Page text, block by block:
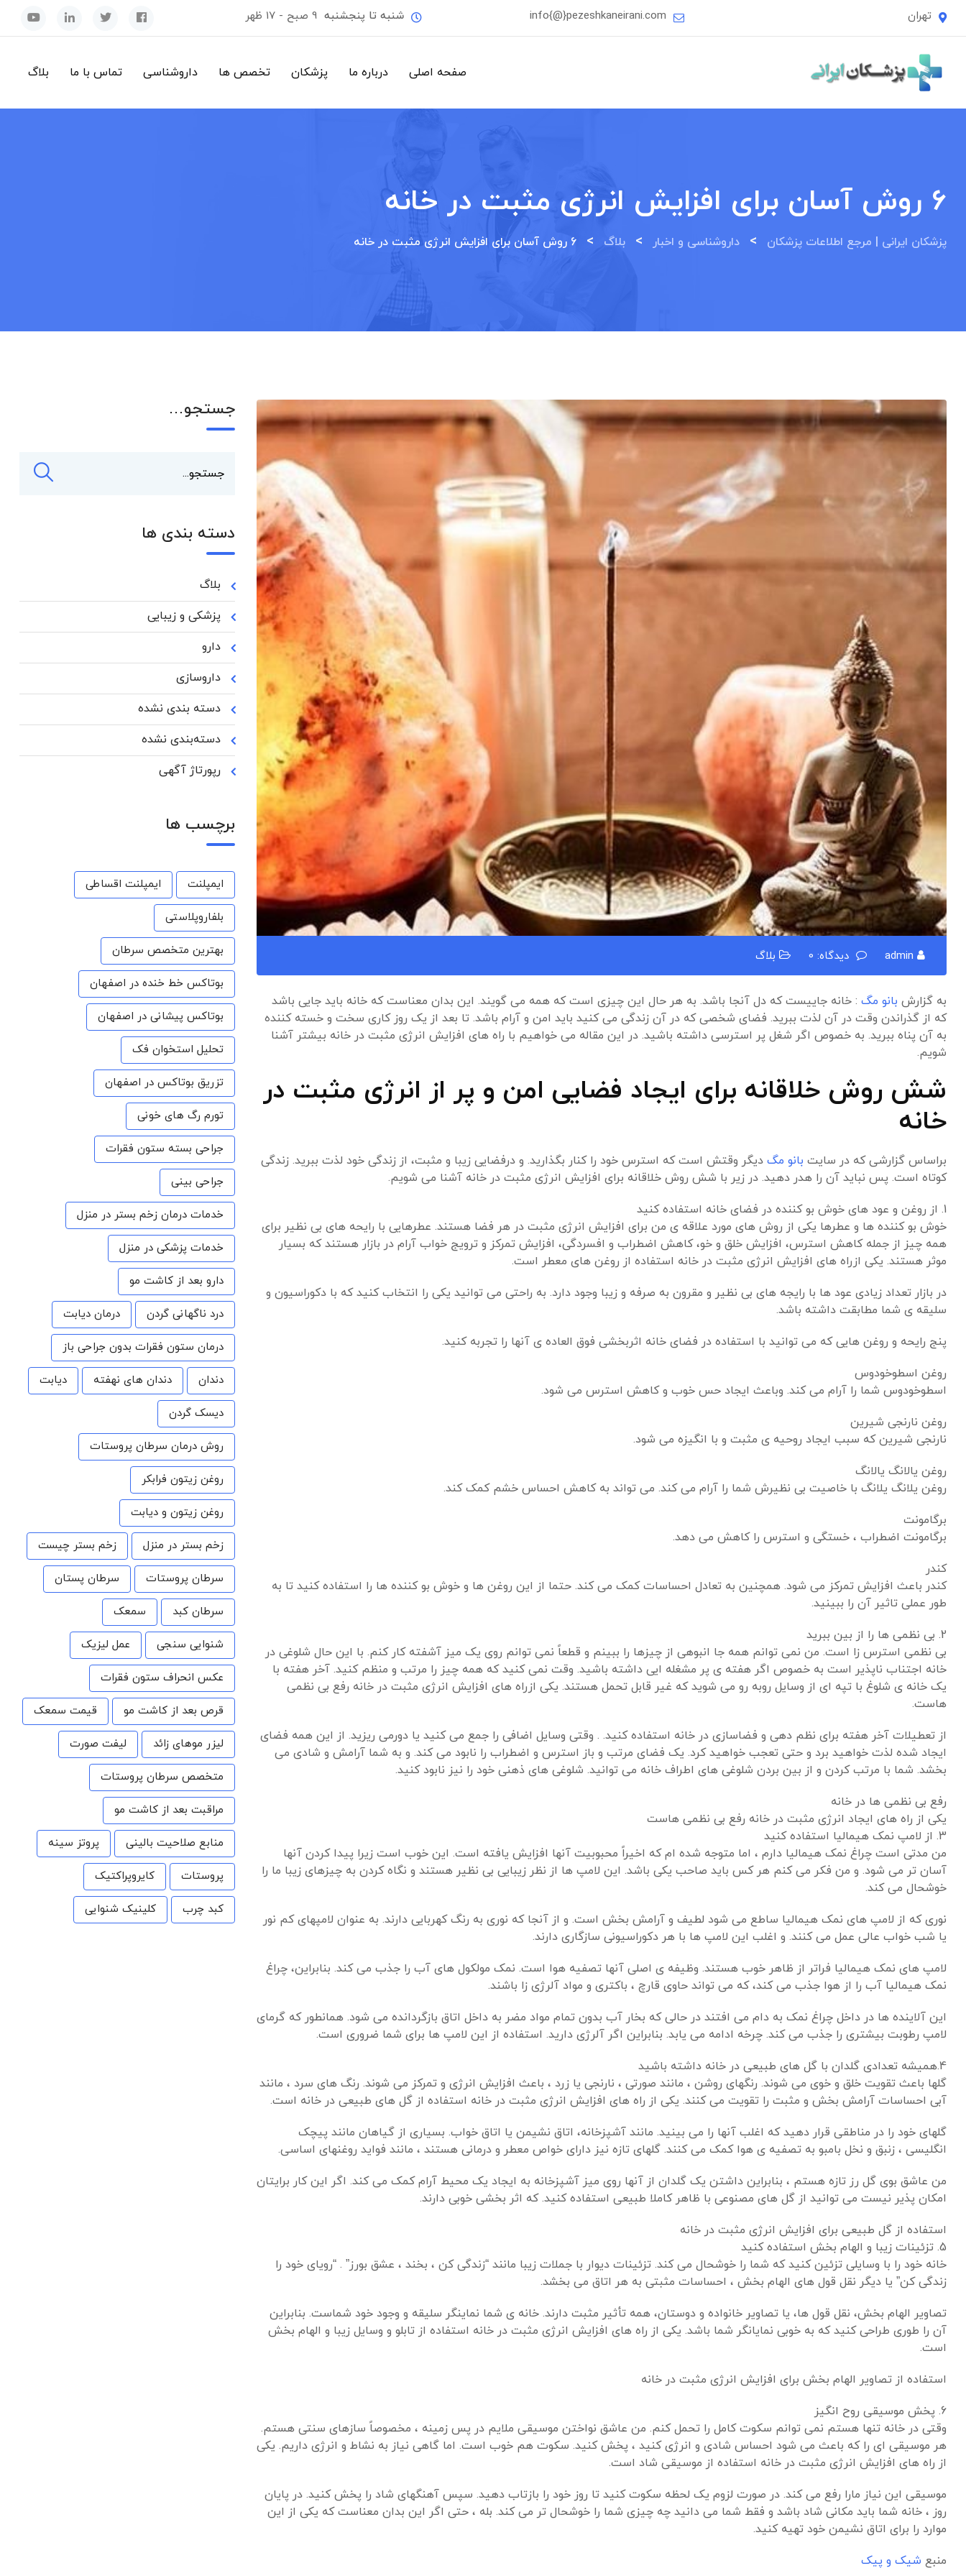
تهران info{@}pezeshkaneirani.com شنبه تا پنجشنبه 9 صبح - 17 ظهر
صفحه اصلی درباره ما پزشکان تخصص ها داروشناسی تماس با ما بلاگ
6 روش آسان برای افزایش انرژی مثبت در خانه
پزشکان ایرانی | مرجع اطلاعات پزشکان > داروشناسی و اخبار > بلاگ > 6 روش آسان برای افزایش انرژی مثبت در خانه
admin دیدگاه: 0 بلاگ
به گزارش بانو مگ : خانه جاییست که دل آنجا باشد. به هر حال این چیزی است که همه می گویند. این بدان معناست که خانه باید جایی باشد
که از گذراندن وقت در آن لذت ببرید. فضای شخصی که در آن زندگی می کنید باید امن و آرام باشد. تا بعد از یک روز کاری سخت و خسته کننده
به آن پناه ببرید. به خصوص اگر شغل پر استرسی داشته باشید. در این مقاله می خواهیم با راه های افزایش انرژی مثبت در خانه بیشتر آشنا
شویم.
شش روش خلاقانه برای ایجاد فضایی امن و پر از انرژی مثبت در
خانه
براساس گزارشی که در سایت بانو مگ دیگر وقتش است که استرس خود را کنار بگذارید. و درفضایی زیبا و مثبت، از زندگی خود لذت ببرید. زندگی
کوتاه است. پس نباید آن را هدر دهید. در زیر با شش روش خلاقانه برای افزایش انرژی مثبت در خانه آشنا می شویم.
1. از روغن و عود های خوش بو کننده در فضای خانه استفاده کنید
خوش بو کننده ها و عطرها یکی از روش های مورد علاقه ی من برای افزایش انرژی مثبت در هر فضا هستند. عطرهایی با رایحه های بی نظیر برای
همه چیز از جمله کاهش استرس، افزایش خلق و خو، کاهش اضطراب و افسردگی، افزایش تمرکز و ترویج خواب آرام در بازار هستند که بسیار
موثر هستند. یکی ازراه های افزایش انرژی مثبت در خانه استفاده از روغن های معطر است.
در بازار تعداد زیادی عود ها با رایجه های بی نظیر و مقرون به صرفه و زیبا وجود دارد. به راحتی می توانید یکی را انتخاب کنید که با دکوراسیون و
سلیقه ی شما مطابقت داشته باشد.
پنج رایحه و روغن هایی که می توانید با استفاده در فضای خانه اثربخشی فوق العاده ی آنها را تجربه کنید.
روغن اسطوخودوس
اسطوخودوس شما را آرام می کند. وباعث ایجاد حس خوب و کاهش استرس می شود.
روغن نارنجی شیرین
نارنجی شیرین که سبب ایجاد روحیه ی مثبت و با انگیزه می شود.
روغن یالانگ یالانگ
روغن یلانگ یلانگ با خاصیت بی نظیرش شما را آرام می کند. می تواند به کاهش احساس خشم کمک کند.
برگامونت
برگامونت اضطراب ، خستگی و استرس را کاهش می دهد.
کندر
کندر باعث افزایش تمرکز می شود. همچنین به تعادل احساسات کمک می کند. حتما از این روغن ها و خوش بو کننده ها را استفاده کنید تا به
طور عملی تاثیر آن را ببینید.
2. بی نظمی ها را از بین ببرید
بی نظمی استرس زا است. من نمی توانم همه جا انبوهی از چیزها را ببینم و قطعاً نمی توانم روی یک میز آشفته کار کنم. با این حال شلوغی در
خانه اجتناب ناپذیر است به خصوص اگر هفته ی پر مشغله ایی داشته باشید. وقت نمی کنید که همه چیز را مرتب و منظم کنید. آخر هفته با
یک خانه ی شلوغ با تپه ای از وسایل روبه رو می شوید که غیر قابل تحمل هستند. یکی ازراه های افزایش انرژی مثبت در خانه رفع بی نظمی
هاست.
از تعطیلات آخر هفته برای نظم دهی و فضاسازی در خانه استفاده کنید. . وقتی وسایل اضافی را جمع می کنید یا دورمی ریزید. از این همه فضای
ایجاد شده لذت خواهید برد و حتی تعجب خواهید کرد. یک فضای مرتب و باز استرس و اضطراب را نابود می کند. و به شما آرامش و شادی می
بخشد. شما با مرتب کردن و از بین بردن شلوغی های اطراف خانه می توانید. شلوغی های ذهنی خود را نیز نابود کنید.
رفع بی نظمی ها در خانه
یکی از راه های ایجاد انرژی مثبت در خانه رفع بی نظمی هاست
3. از لامپ نمک هیمالیا استفاده کنید
من مدتی است چراغ نمک هیمالیا دارم ، اما متوجه شده ام که اخیراً محبوبیت آنها افزایش یافته است. این خوب است زیرا پیدا کردن آنها
آسان تر می شود. و من فکر می کنم هر کس باید صاحب یکی باشد. این لامپ ها از نظر زیبایی بی نظیر هستند و نگاه کردن به چیزهای زیبا ما را
خوشحال می کند.
نوری که از لامپ های نمک هیمالیا ساطع می شود لطیف و آرامش بخش است. و از آنجا که نوری به رنگ کهربایی دارند. به عنوان لامپهای کم نور
یا شب خواب عالی عمل می کنند. و اغلب این لامپ ها با هر دکوراسیونی سازگاری دارند.
لامپ های نمک هیمالیا فراتر از ظاهر خوب هستند. وظیفه ی اصلی آنها تصفیه هوا است. نمک مولکول های آب را جذب می کند. بنابراین، چراغ
نمک هیمالیا آب را از هوا جذب می کند، که می تواند حاوی قارچ ، باکتری و مواد آلرژی زا باشند.
این آلاینده ها در داخل چراغ نمک به دام می افتند در حالی که بخار آب بدون تمام مواد مضر به داخل اتاق بازگردانده می شود. همانطور که گرمای
لامپ رطوبت بیشتری را جذب می کند. چرخه ادامه می یابد. بنابراین اگر آلرژی دارید. استفاده از این لامپ ها برای شما ضروری است.
4.همیشه تعدادی گلدان با گل های طبیعی در خانه داشته باشید
گلها باعث تقویت خلق و خوی می شوند. رنگهای روشن ، مانند صورتی ، نارنجی یا زرد ، باعث افزایش انرژی و تمرکز می شوند. رنگ های سرد ، مانند
آبی احساسات آرامش بخش و مثبت را تقویت می کنند. یکی از راه های افزایش انرژی مثبت در خانه استفاده از گل های طبیعی در خانه است.
گلهای خود را در مناطقی قرار دهید که اغلب آنها را می بینید. مانند آشپزخانه، اتاق نشیمن یا اتاق خواب. بسیاری از گیاهان مانند پیچک
انگلیسی ، زنبق و نخل بامبو به تصفیه ی هوا کمک می کنند. گلهای تازه نیز دارای خواص معطر و درمانی هستند ، مانند فواید روغنهای اساسی.
من عاشق بوی گل رز تازه هستم ، بنابراین داشتن یک گلدان از آنها روی میز آشپزخانه به ایجاد یک محیط آرام کمک می کند. اگر این کار برایتان
امکان پذیر نیست می توانید از گل های مصنوعی با ظاهر کاملا طبیعی استفاده کنید. که اثر بخشی خوبی دارند.
استفاده از گل طبیعی برای افزایش انرژی مثبت در خانه
5. تزئینات زیبا و الهام بخش استفاده کنید
خانه خود را با وسایلی تزئین کنید که شما را خوشحال می کند. تزئینات دیوار با جملات زیبا مانند “زندگی کن ، بخند ، عشق بورز” . “رویای خود را
زندگی کن” یا دیگر نقل قول های الهام بخش ، احساسات مثبتی به هر اتاق می بخشد.
تصاویر الهام بخش، نقل قول ها، یا تصاویر خانواده و دوستان، همه تأثیر مثبت دارند. خانه ی شما نماینگر سلیقه و وجود خود شماست. بنابراین
آن را طوری طراحی کنید که به خوبی نمایانگر شما باشد. یکی از راه های افزایش انرژی مثبت در خانه استفاده از تابلو و وسایل زیبا و الهام بخش
است.
استفاده از تصاویر الهام بخش برای افزایش انرژی مثبت در خانه
6. پخش موسیقی روح انگیز
وقتی در خانه تنها هستم نمی توانم سکوت کامل را تحمل کنم. من عاشق نواختن موسیقی ملایم در پس زمینه ، مخصوصاً سازهای سنتی هستم.
هر موسیقی ای را که باعث می شود احساس شادی و انرژی کنید ، پخش کنید. سکوت هم خوب است. اما گاهی نیاز به نشاط و انرژی داریم. یکی
از راه های افزایش انرژی مثبت در خانه استفاده از موسیقی شاد است.
موسیقی این نیاز مارا رفع می کند. در صورت لزوم یک لحظه سکوت کنید تا روز خود را بازتاب دهید. سپس آهنگهای شاد را پخش کنید. در پایان
روز ، خانه شما باید مکانی شاد باشد و فقط شما می دانید چه چیزی شما را خوشحال تر می کند. بله ، حتی اگر این بدان معناست که یکی از این
موارد را برای اتاق نشیمن خود تهیه کنید.
منبع شیک و پیک
جستجو…
دسته بندی ها
بلاگ
پزشکی و زیبایی
دارو
داروسازی
دسته بندی نشده
دسته‌بندی نشده
رپورتاژ آگهی
برچسب ها
ایمپلنت ایمپلنت اقساطی
بلفاروپلاستی
بهترین متخصص سرطان
بوتاکس خط خنده در اصفهان
بوتاکس پیشانی در اصفهان
تحلیل استخوان فک
تزریق بوتاکس در اصفهان
تورم رگ های خونی
جراحی بسته ستون فقرات
جراحی بینی
خدمات درمان زخم بستر در منزل
خدمات پزشکی در منزل
دارو بعد از کاشت مو
درد ناگهانی گردن درمان دیابت
درمان ستون فقرات بدون جراحی باز
دندان دندان های نهفته دیابت
دیسک گردن
روش درمان سرطان پروستات
روغن زیتون فرابکر
روغن زیتون و دیابت
زخم بستر در منزل زخم بستر چیست
سرطان پروستات سرطان پستان
سرطان کبد سمعک
شنوایی سنجی عمل لیزیک
عکس انحراف ستون فقرات
قرص بعد از کاشت مو قیمت سمعک
لیزر موهای زائد لیفت صورت
متخصص سرطان پروستات
مراقبت بعد از کاشت مو
منابع صلاحیت بالینی پروتز سینه
پروستات کایروپراکتیک
کبد چرب کلینیک شنوایی